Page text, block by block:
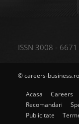
ISSN 3008 -
© careers-
Acasa Careers
Recomandari
Publicitate